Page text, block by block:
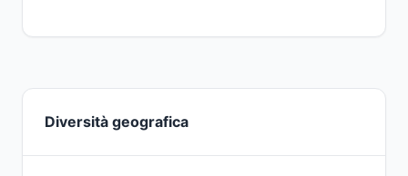
Diversità geografica